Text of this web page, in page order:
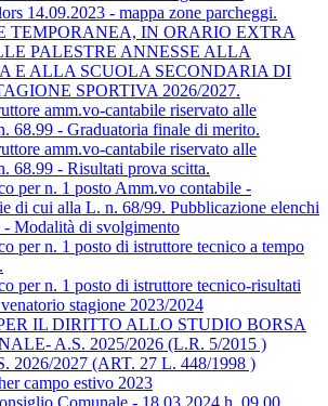
14.09.2023 - mappa zone parcheggi.
TEMPORANEA, IN ORARIO EXTRA
PALESTRE ANNESSE ALLA
E ALLA SCUOLA SECONDARIA DI
SPORTIVA 2026/2027.
amm.vo-cantabile riservato alle
68.99 - Graduatoria finale di merito.
amm.vo-cantabile riservato alle
68.99 - Risultati prova scitta.
per n. 1 posto Amm.vo contabile -
di cui alla L. n. 68/99. Pubblicazione elenchi
- Modalità di svolgimento
per n. 1 posto di istruttore tecnico a tempo
per n. 1 posto di istruttore tecnico-risultati
stagione 2023/2024
IL DIRITTO ALLO STUDIO BORSA
A.S. 2025/2026 (L.R. 5/2015 )
2026/2027 (ART. 27 L. 448/1998 )
campo estivo 2023
Comunale - 18.03.2024 h. 09,00